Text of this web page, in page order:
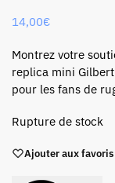
14,00€
Montrez votre
replica mini
pour les fans de
Rupture de stock
Ajouter aux favoris